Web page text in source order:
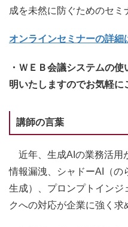
成を未然に防ぐためのセミ
オンラインセミナーの詳細
・ＷＥＢ会議システムの
明いたしますのでお気軽に
講師の言葉
近年、生成AIの業務活用
情報漏洩、シャドーAI（の
生成）、プロンプトインジ
クへの対応が企業に強く求